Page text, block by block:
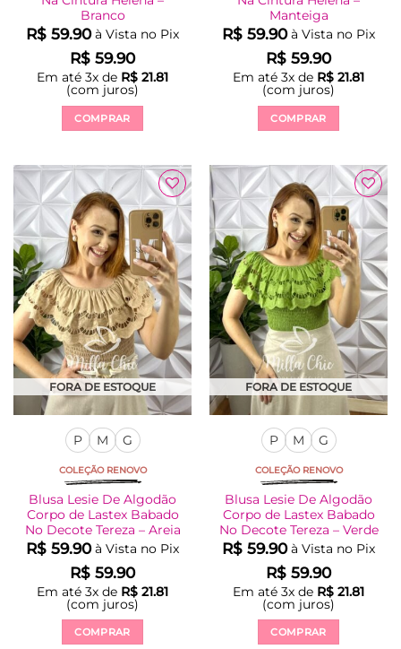
Branco
R$ 59.90 à Vista no Pix
R$ 59.90
Em até 3x de R$ 21.81
(com juros)
COMPRAR
tem
várias
variantes.
As
opções
podem
ser
escolhidas
na
página
do
produto
Manteiga
R$ 59.90 à Vista no Pix
R$ 59.90
Em até 3x de R$ 21.81
(com juros)
COMPRAR
tem
várias
variantes.
As
opções
podem
ser
escolhidas
na
página
do
produto
Adicionar
à Lista
FORA DE ESTOQUE
P M G
COLEÇÃO RENOVO
Blusa Lesie De Algodão
Corpo de Lastex Babado
No Decote Tereza – Areia
R$ 59.90 à Vista no Pix
R$ 59.90
Em até 3x de R$ 21.81
(com juros)
COMPRAR
Adicionar
à Lista
FORA DE ESTOQUE
P M G
COLEÇÃO RENOVO
Blusa Lesie De Algodão
Corpo de Lastex Babado
No Decote Tereza – Verde
R$ 59.90 à Vista no Pix
R$ 59.90
Em até 3x de R$ 21.81
(com juros)
COMPRAR